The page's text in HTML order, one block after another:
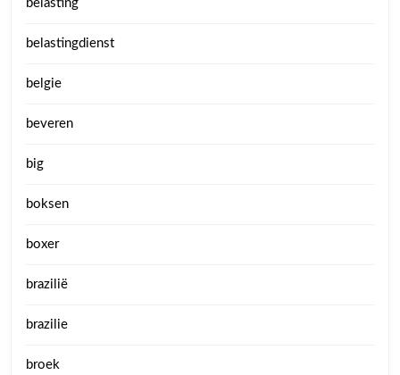
belasting
belastingdienst
belgie
beveren
big
boksen
boxer
brazilië
brazilie
broek